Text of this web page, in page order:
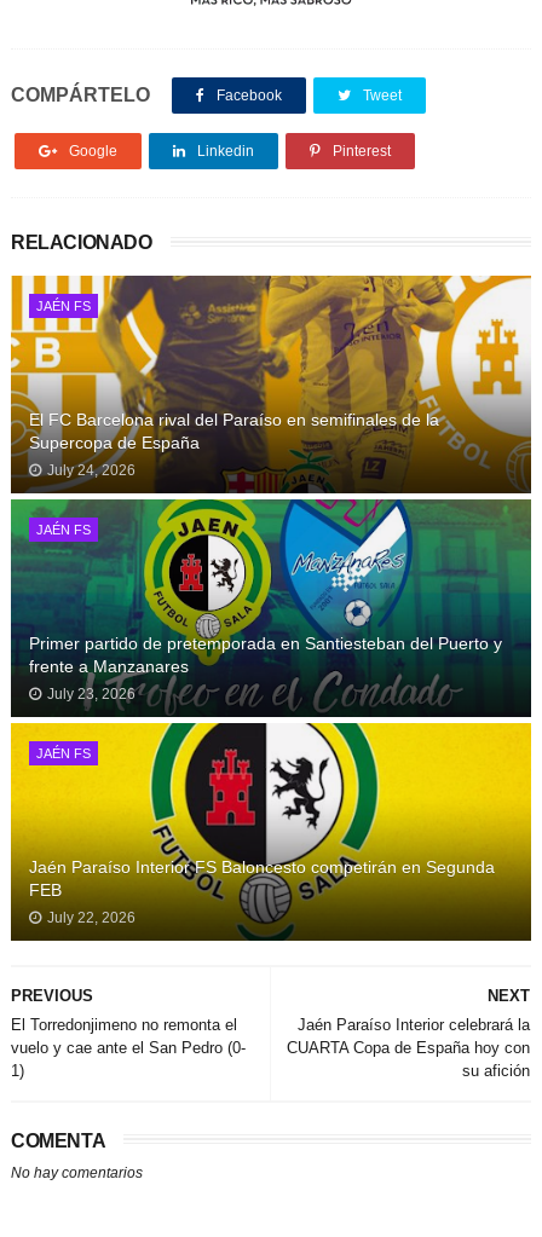
COMPÁRTELO Facebook Tweet
Google Linkedin Pinterest
RELACIONADO
JAÉN FS
El FC Barcelona rival del Paraíso en semifinales de la
Supercopa de España
July 24, 2026
JAÉN FS
Primer partido de pretemporada en Santiesteban del Puerto y
frente a Manzanares
July 23, 2026
JAÉN FS
Jaén Paraíso Interior FS Baloncesto competirán en Segunda
FEB
July 22, 2026
NEXT
Jaén Paraíso Interior celebrará la
CUARTA Copa de España hoy con
su afición
PREVIOUS
El Torredonjimeno no remonta el
vuelo y cae ante el San Pedro (0-
1)
COMENTA
No hay comentarios